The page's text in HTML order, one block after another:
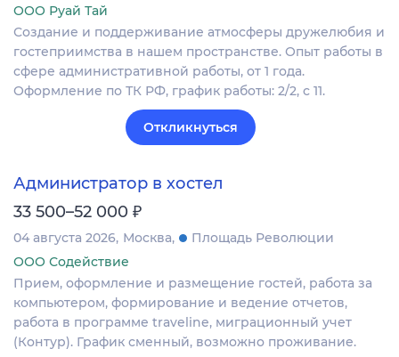
ООО Руай Тай
Создание и поддерживание атмосферы дружелюбия и
гостеприимства в нашем пространстве. Опыт работы в
сфере административной работы, от 1 года.
Оформление по ТК РФ, график работы: 2/2, с 11.
Откликнуться
Администратор в хостел
33 500–52 000 ₽
04 августа 2026 Москва
Площадь Революции
ООО Содействие
Прием, оформление и размещение гостей, работа за
компьютером, формирование и ведение отчетов,
работа в программе traveline, миграционный учет
(Контур). График сменный, возможно проживание.